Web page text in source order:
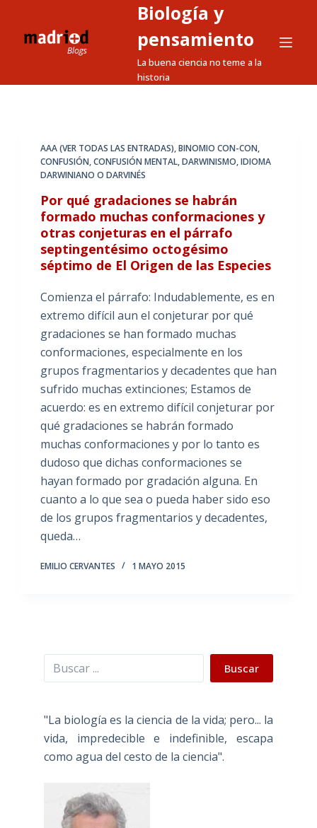
a
Biología y
pensamiento
La buena ciencia no teme a la
historia
AAA (VER TODAS LAS ENTRADAS),BINOMIO CON-CON,
CONFUSIÓN,CONFUSIÓN MENTAL,DARWINISMO,IDIOMA
DARWINIANO O DARVINÉS
Por qué gradaciones se habrán
formado muchas conformaciones y
otras conjeturas en el párrafo
septingentésimo octogésimo
séptimo de El Origen de las Especies
Comienza el párrafo: Indudablemente, es en
extremo difícil aun el conjeturar por qué
gradaciones se han formado muchas
conformaciones, especialmente en los
grupos fragmentarios y decadentes que han
sufrido muchas extinciones; Estamos de
acuerdo: es en extremo difícil conjeturar por
qué gradaciones se habrán formado
muchas conformaciones y por lo tanto es
dudoso que dichas conformaciones se
hayan formado por gradación alguna. En
cuanto a lo que sea o pueda haber sido eso
de los grupos fragmentarios y decadentes,
queda…
EMILIO CERVANTES 1 MAYO 2015
Buscar Buscar
"La biología es la ciencia de la vida; pero... la
vida, impredecible e indefinible, escapa
como agua del cesto de la ciencia".